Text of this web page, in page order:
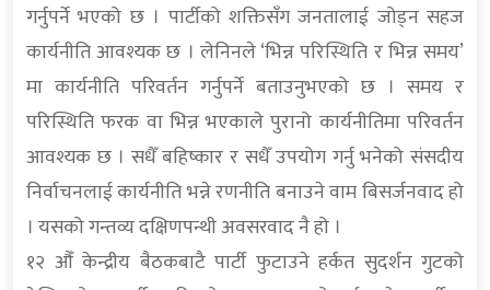
गर्नुपर्ने भएको छ । पार्टीको शक्तिसँग जनतालाई जोड्न सहज
कार्यनीति आवश्यक छ । लेनिनले ‘भिन्न परिस्थिति र भिन्न समय’
मा कार्यनीति परिवर्तन गर्नुपर्ने बताउनुभएको छ । समय र
परिस्थिति फरक वा भिन्न भएकाले पुरानो कार्यनीतिमा परिवर्तन
आवश्यक छ । सधैँ बहिष्कार र सधैँ उपयोग गर्नु भनेको संसदीय
निर्वाचनलाई कार्यनीति भन्ने रणनीति बनाउने वाम बिसर्जनवाद हो
। यसको गन्तव्य दक्षिणपन्थी अवसरवाद नै हो ।
१२ औँ केन्द्रीय बैठकबाटै पार्टी फुटाउने हर्कत सुदर्शन गुटको